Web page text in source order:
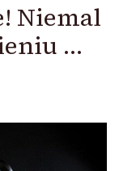
Niemal
…